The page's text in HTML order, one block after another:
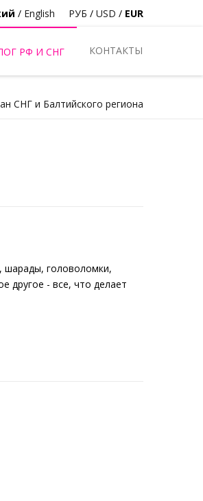
РУБ / USD / EUR
/ English
РФ И СНГ КОНТАКТЫ
СНГ и Балтийского региона
шарады, головоломки,
другое - все, что делает